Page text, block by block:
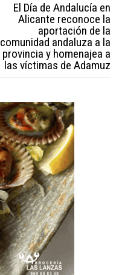
El Día de Andalucía en
Alicante reconoce la
aportación de la
comunidad andaluza a la
provincia y homenajea a
las víctimas de Adamuz